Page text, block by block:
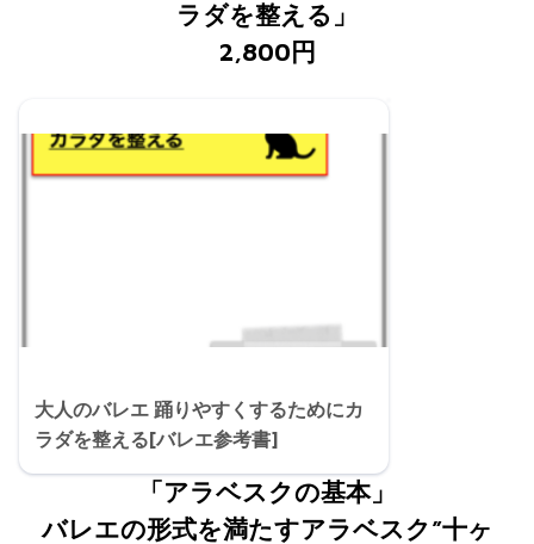
ラダを整える」
2,800円
大人のバレエ 踊りやすくするためにカ
ラダを整える[バレエ参考書]
「アラベスクの基本」
バレエの形式を満たすアラベスク”十ヶ